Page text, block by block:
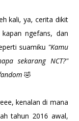
kali, ya, cerita dikit
ngefans, dan
suamiku "Kamu
sekarang NCT?"
🤣
kenalan di mana
tahun 2016 awal,